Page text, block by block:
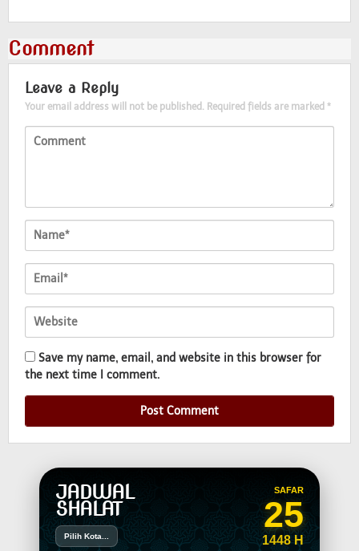
Comment
Leave a Reply
Your email address will not be published. Required fields are marked *
Save my name, email, and website in this browser for
the next time I comment.
JADWAL
SHALAT
Pilih Kota...
SAFAR
25
1448 H